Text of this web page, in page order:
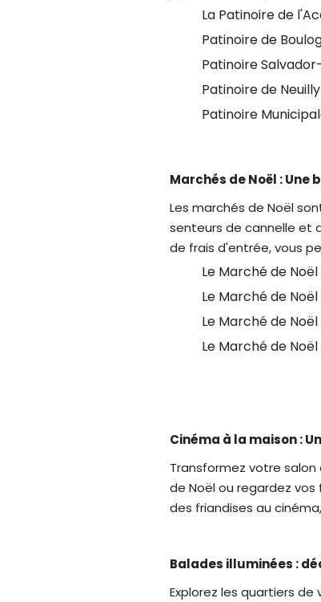
La Patinoire de
Patinoire de
Patinoire
Patinoire de
Patinoire
Marchés de Noël :
Les marchés de Noël
senteurs de cannelle et
de frais d'entrée, vous
Le Marché de
Le Marché de
Le Marché de
Le Marché de
Cinéma à la maison :
Transformez votre
de Noël ou regardez
des friandises au
Balades illuminées :
Explorez les quartiers